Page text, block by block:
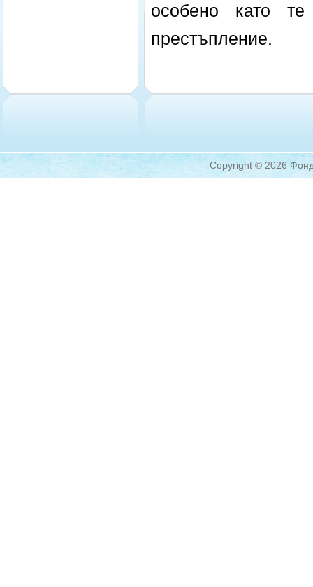
особено като те
престъпление.
Copyright © 2026